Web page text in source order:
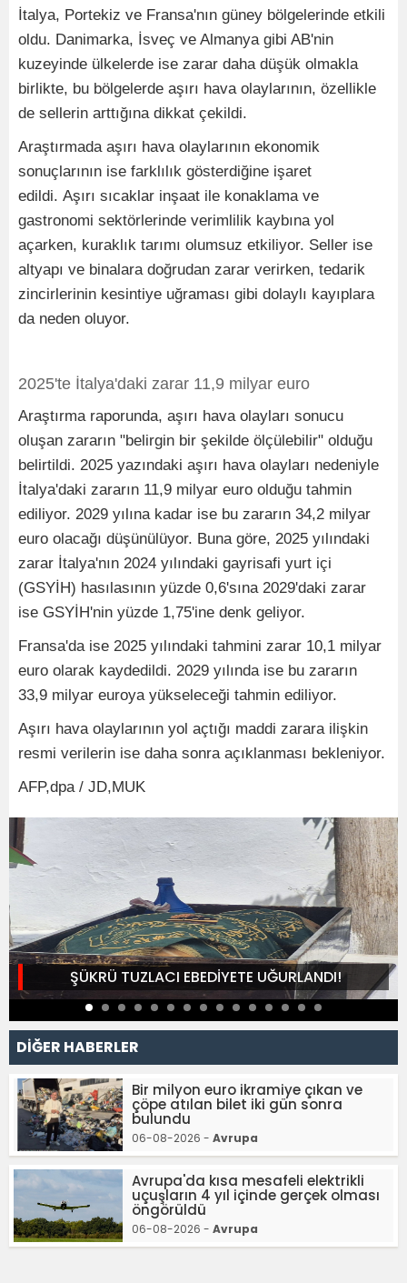
İtalya, Portekiz ve Fransa'nın güney bölgelerinde etkili
oldu. Danimarka, İsveç ve Almanya gibi AB'nin
kuzeyinde ülkelerde ise zarar daha düşük olmakla
birlikte, bu bölgelerde aşırı hava olaylarının, özellikle
de sellerin arttığına dikkat çekildi.
Araştırmada aşırı hava olaylarının ekonomik
sonuçlarının ise farklılık gösterdiğine işaret
edildi. Aşırı sıcaklar inşaat ile konaklama ve
gastronomi sektörlerinde verimlilik kaybına yol
açarken, kuraklık tarımı olumsuz etkiliyor. Seller ise
altyapı ve binalara doğrudan zarar verirken, tedarik
zincirlerinin kesintiye uğraması gibi dolaylı kayıplara
da neden oluyor.
2025'te İtalya'daki zarar 11,9 milyar euro
Araştırma raporunda, aşırı hava olayları sonucu
oluşan zararın "belirgin bir şekilde ölçülebilir" olduğu
belirtildi. 2025 yazındaki aşırı hava olayları nedeniyle
İtalya'daki zararın 11,9 milyar euro olduğu tahmin
ediliyor. 2029 yılına kadar ise bu zararın 34,2 milyar
euro olacağı düşünülüyor. Buna göre, 2025 yılındaki
zarar İtalya'nın 2024 yılındaki gayrisafi yurt içi
(GSYİH) hasılasının yüzde 0,6'sına 2029'daki zarar
ise GSYİH'nin yüzde 1,75'ine denk geliyor.
Fransa'da ise 2025 yılındaki tahmini zarar 10,1 milyar
euro olarak kaydedildi. 2029 yılında ise bu zararın
33,9 milyar euroya yükseleceği tahmin ediliyor.
Aşırı hava olaylarının yol açtığı maddi zarara ilişkin
resmi verilerin ise daha sonra açıklanması bekleniyor.
AFP,dpa / JD,MUK
ŞÜKRÜ TUZLACI EBEDİYETE UĞURLANDI!
DİĞER HABERLER
Bir milyon euro ikramiye çıkan ve
çöpe atılan bilet iki gün sonra
bulundu
06-08-2026 - Avrupa
Avrupa'da kısa mesafeli elektrikli
uçuşların 4 yıl içinde gerçek olması
öngörüldü
06-08-2026 - Avrupa